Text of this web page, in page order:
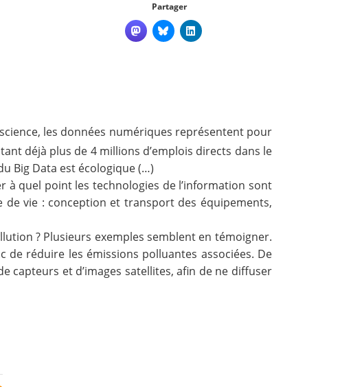
Partager
les données numériques représentent pour
déjà plus de 4 millions d’emplois directs dans le
Big Data est écologique (…)
à quel point les technologies de l’information sont
de vie : conception et transport des équipements,
? Plusieurs exemples semblent en témoigner.
de réduire les émissions polluantes associées. De
capteurs et d’images satellites, afin de ne diffuser